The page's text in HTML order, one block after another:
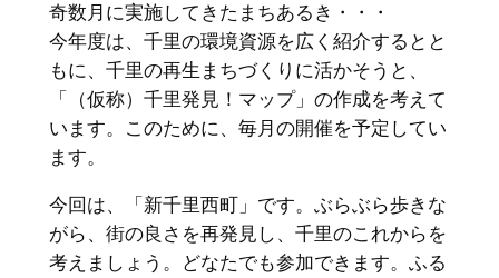
奇数月に実施してきたまちあるき・・・
今年度は、千里の環境資源を広く紹介するとと
もに、千里の再生まちづくりに活かそうと、
「（仮称）千里発見！マップ」の作成を考えて
います。このために、毎月の開催を予定してい
ます。
今回は、「新千里西町」です。ぶらぶら歩きな
がら、街の良さを再発見し、千里のこれからを
考えましょう。どなたでも参加できます。ふる